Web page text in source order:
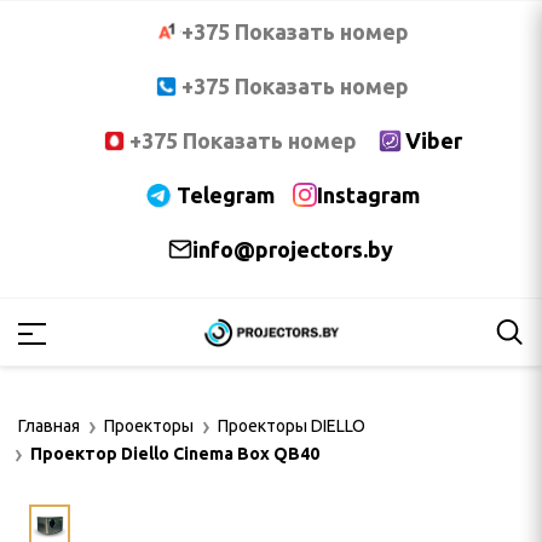
+375 Показать номер
+375 Показать номер
+375 Показать номер Viber
Telegram Instagram
info@projectors.by
Главная Проекторы
Проекторы DIELLO
Проектор Diello Cinema Box QB40